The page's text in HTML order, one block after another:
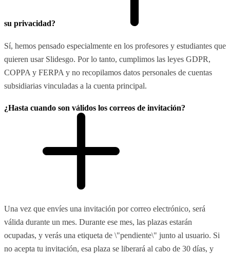
su privacidad?
Sí, hemos pensado especialmente en los profesores y estudiantes que
quieren usar Slidesgo. Por lo tanto, cumplimos las leyes GDPR,
COPPA y FERPA y no recopilamos datos personales de cuentas
subsidiarias vinculadas a la cuenta principal.
¿Hasta cuando son válidos los correos de invitación?
Una vez que envíes una invitación por correo electrónico, será
válida durante un mes. Durante ese mes, las plazas estarán
ocupadas, y verás una etiqueta de \"pendiente\" junto al usuario. Si
no acepta tu invitación, esa plaza se liberará al cabo de 30 días, y